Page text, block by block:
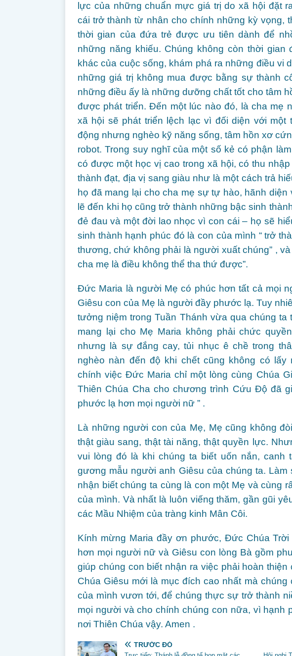
lực của những chuẩn mực giá trị do xã hội đặt
cái trở thành từ nhân cho chính những kỳ vọng,
thời gian của đứa trẻ được ưu tiên dành để
những năng khiếu. Chúng không còn thời gian
khác của cuộc sống, khám phá ra những điều vi
những giá trị không mua được bằng sự thành
những điều ấy là những dưỡng chất tốt cho tâm
được phát triển. Đến một lúc nào đó, là cha mẹ
xã hội sẽ phát triển lệch lạc vì đối diện với một
động nhưng nghèo kỹ năng sống, tâm hồn xơ
robot. Trong suy nghĩ của một số kẻ có phận
có được một học vị cao trong xã hội, có thu
thành đạt, địa vị sang giàu như là một cách trả
họ đã mang lại cho cha mẹ sự tự hào, hãnh
lẽ đến khi họ cũng trở thành những bậc sinh
đẻ đau và một đời lao nhọc vì con cái – họ sẽ
sinh thành hạnh phúc đó là con của mình “ trở
thương, chứ không phải là người xuất chúng” ,
cha mẹ là điều không thể tha thứ được”.
Đức Maria là người Mẹ có phúc hơn tất cả mọi
Giêsu con của Mẹ là người đầy phước lạ. Tuy
tưởng niệm trong Tuần Thánh vừa qua chúng
mang lại cho Mẹ Maria không phải chức
nhưng là sự đắng cay, tủi nhục ê chề trong
nghèo nàn đến độ khi chết cũng không có lấy
chính việc Đức Maria chỉ một lòng cùng Chúa
Thiên Chúa Cha cho chương trình Cứu Độ đã
phước lạ hơn mọi người nữ ” .
Là những người con của Mẹ, Mẹ cũng không
thật giàu sang, thật tài năng, thật quyền lực.
vui lòng đó là khi chúng ta biết uốn nắn, canh
gương mẫu người anh Giêsu của chúng ta.
nhận biết chúng ta cùng là con một Mẹ và cùng
của mình. Và nhất là luôn viếng thăm, gần gũi
các Mầu Nhiệm của tràng kinh Mân Côi.
Kính mừng Maria đầy ơn phước, Đức Chúa
hơn mọi người nữ và Giêsu con lòng Bà gồm
giúp chúng con biết nhận ra việc phải hoàn
Chúa Giêsu mới là mục đích cao nhất mà
của mình vươn tới, để chúng thực sự trở thành
mọi người và cho chính chúng con nữa, vì hạnh
nơi Thiên Chúa vậy. Amen .
TRƯỚC ĐÓ